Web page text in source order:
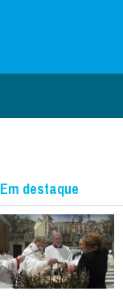
Em destaque